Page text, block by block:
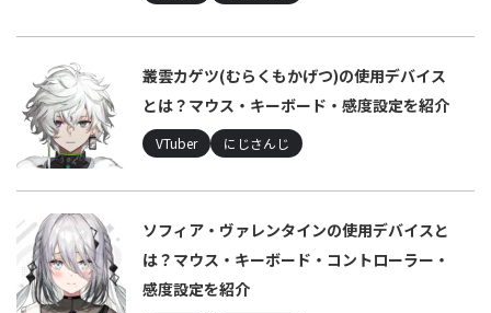
叢雲カゲツ(むらくもかげつ)の使用デバイス
とは？マウス・キーボード・感度設定を紹介
VTuber にじさんじ
ソフィア・ヴァレンタインの使用デバイスと
は？マウス・キーボード・コントローラー・
感度設定を紹介